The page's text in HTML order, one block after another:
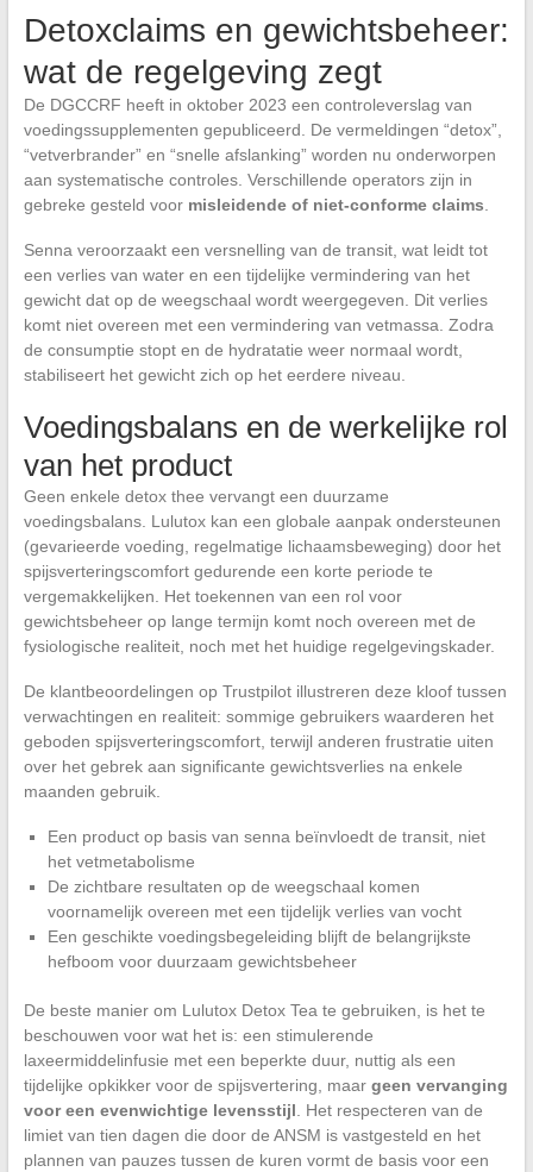
Detoxclaims en gewichtsbeheer:
wat de regelgeving zegt
De DGCCRF heeft in oktober 2023 een controleverslag van
voedingssupplementen gepubliceerd. De vermeldingen “detox”,
“vetverbrander” en “snelle afslanking” worden nu onderworpen
aan systematische controles. Verschillende operators zijn in
gebreke gesteld voor misleidende of niet-conforme claims.
Senna veroorzaakt een versnelling van de transit, wat leidt tot
een verlies van water en een tijdelijke vermindering van het
gewicht dat op de weegschaal wordt weergegeven. Dit verlies
komt niet overeen met een vermindering van vetmassa. Zodra
de consumptie stopt en de hydratatie weer normaal wordt,
stabiliseert het gewicht zich op het eerdere niveau.
Voedingsbalans en de werkelijke rol
van het product
Geen enkele detox thee vervangt een duurzame
voedingsbalans. Lulutox kan een globale aanpak ondersteunen
(gevarieerde voeding, regelmatige lichaamsbeweging) door het
spijsverteringscomfort gedurende een korte periode te
vergemakkelijken. Het toekennen van een rol voor
gewichtsbeheer op lange termijn komt noch overeen met de
fysiologische realiteit, noch met het huidige regelgevingskader.
De klantbeoordelingen op Trustpilot illustreren deze kloof tussen
verwachtingen en realiteit: sommige gebruikers waarderen het
geboden spijsverteringscomfort, terwijl anderen frustratie uiten
over het gebrek aan significante gewichtsverlies na enkele
maanden gebruik.
Een product op basis van senna beïnvloedt de transit, niet
het vetmetabolisme
De zichtbare resultaten op de weegschaal komen
voornamelijk overeen met een tijdelijk verlies van vocht
Een geschikte voedingsbegeleiding blijft de belangrijkste
hefboom voor duurzaam gewichtsbeheer
De beste manier om Lulutox Detox Tea te gebruiken, is het te
beschouwen voor wat het is: een stimulerende
laxeermiddelinfusie met een beperkte duur, nuttig als een
tijdelijke opkikker voor de spijsvertering, maar geen vervanging
voor een evenwichtige levensstijl. Het respecteren van de
limiet van tien dagen die door de ANSM is vastgesteld en het
plannen van pauzes tussen de kuren vormt de basis voor een